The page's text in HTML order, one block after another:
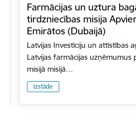
Farmācijas un uztura
tirdzniecības misija
Emirātos (Dubaijā)
Latvijas Investīciju un attīstības
Latvijas farmācijas uzņēmumus
misijā misijā…
Izstāde